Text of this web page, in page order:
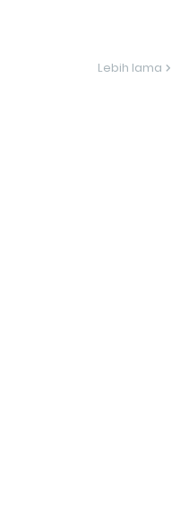
Lebih lama